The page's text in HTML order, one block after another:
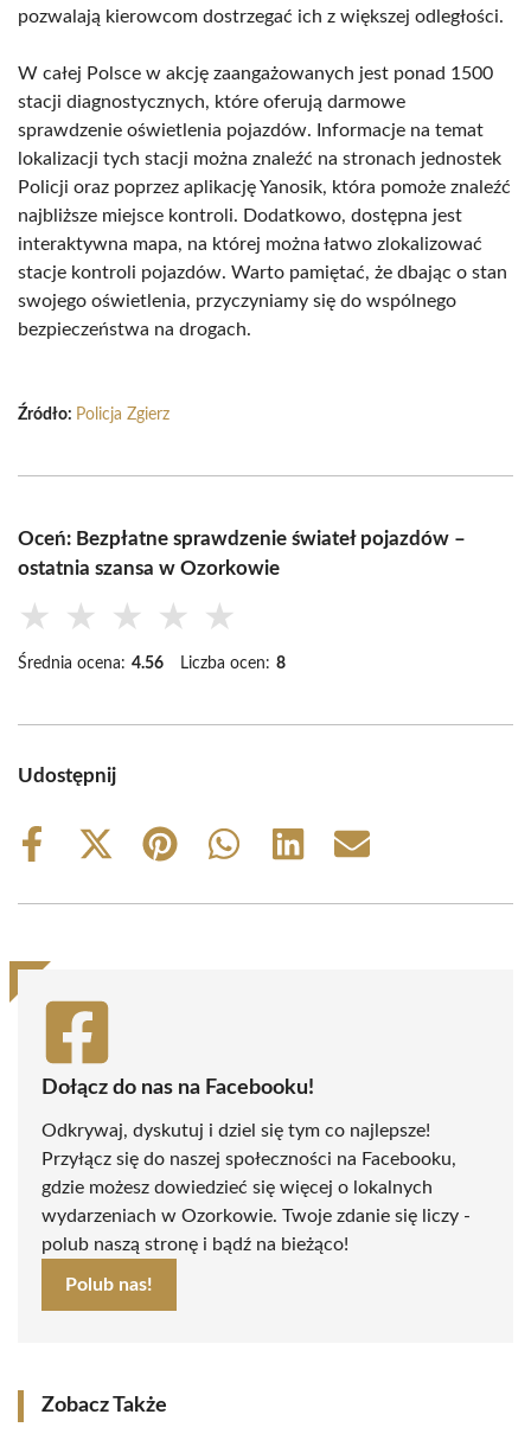
pozwalają kierowcom dostrzegać ich z większej odległości.
W całej Polsce w akcję zaangażowanych jest ponad 1500
stacji diagnostycznych, które oferują darmowe
sprawdzenie oświetlenia pojazdów. Informacje na temat
lokalizacji tych stacji można znaleźć na stronach jednostek
Policji oraz poprzez aplikację Yanosik, która pomoże znaleźć
najbliższe miejsce kontroli. Dodatkowo, dostępna jest
interaktywna mapa, na której można łatwo zlokalizować
stacje kontroli pojazdów. Warto pamiętać, że dbając o stan
swojego oświetlenia, przyczyniamy się do wspólnego
bezpieczeństwa na drogach.
Źródło: Policja Zgierz
Oceń: Bezpłatne sprawdzenie świateł pojazdów –
ostatnia szansa w Ozorkowie
★ ★ ★ ★ ★
Średnia ocena: 4.56 Liczba ocen: 8
Udostępnij
Share
Share
(Twitter)
Share
Share
Share
Share
Dołącz do nas na Facebooku!
Odkrywaj, dyskutuj i dziel się tym co najlepsze!
Przyłącz się do naszej społeczności na Facebooku,
gdzie możesz dowiedzieć się więcej o lokalnych
wydarzeniach w Ozorkowie. Twoje zdanie się liczy -
polub naszą stronę i bądź na bieżąco!
Polub nas!
Zobacz Także